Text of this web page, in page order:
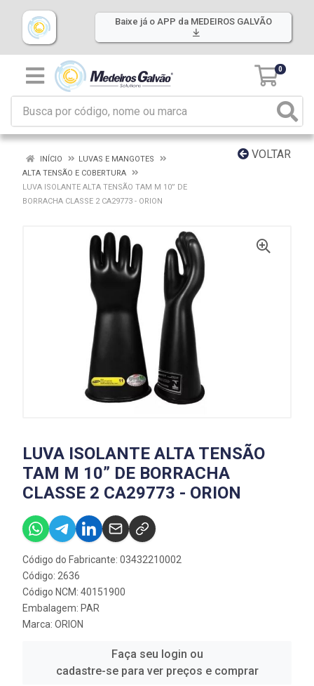
Baixe já o APP da MEDEIROS GALVÃO
0
VOLTAR
INÍCIO
LUVAS E MANGOTES
ALTA TENSÃO E COBERTURA
LUVA ISOLANTE ALTA TENSÃO TAM M 10” DE
BORRACHA CLASSE 2 CA29773 - ORION
LUVA ISOLANTE ALTA TENSÃO
TAM M 10” DE BORRACHA
CLASSE 2 CA29773 - ORION
Código do Fabricante: 03432210002
Código: 2636
Código NCM: 40151900
Embalagem: PAR
Marca: ORION
Faça seu login ou
cadastre-se para ver preços e comprar